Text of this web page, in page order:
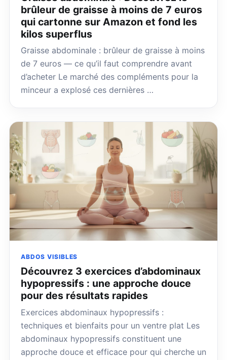
brûleur de graisse à moins de 7 euros
qui cartonne sur Amazon et fond les
kilos superflus
Graisse abdominale : brûleur de graisse à moins
de 7 euros — ce qu’il faut comprendre avant
d’acheter Le marché des compléments pour la
minceur a explosé ces dernières …
ABDOS VISIBLES
Découvrez 3 exercices d’abdominaux
hypopressifs : une approche douce
pour des résultats rapides
Exercices abdominaux hypopressifs :
techniques et bienfaits pour un ventre plat Les
abdominaux hypopressifs constituent une
approche douce et efficace pour qui cherche un